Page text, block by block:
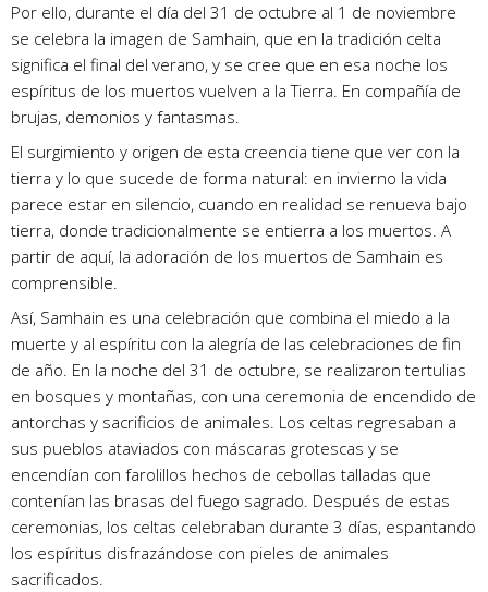
Por ello, durante el día del 31 de octubre al 1 de noviembre
se celebra la imagen de Samhain, que en la tradición celta
significa el final del verano, y se cree que en esa noche los
espíritus de los muertos vuelven a la Tierra. En compañía de
brujas, demonios y fantasmas.
El surgimiento y origen de esta creencia tiene que ver con la
tierra y lo que sucede de forma natural: en invierno la vida
parece estar en silencio, cuando en realidad se renueva bajo
tierra, donde tradicionalmente se entierra a los muertos. A
partir de aquí, la adoración de los muertos de Samhain es
comprensible.
Así, Samhain es una celebración que combina el miedo a la
muerte y al espíritu con la alegría de las celebraciones de fin
de año. En la noche del 31 de octubre, se realizaron tertulias
en bosques y montañas, con una ceremonia de encendido de
antorchas y sacrificios de animales. Los celtas regresaban a
sus pueblos ataviados con máscaras grotescas y se
encendían con farolillos hechos de cebollas talladas que
contenían las brasas del fuego sagrado. Después de estas
ceremonias, los celtas celebraban durante 3 días, espantando
los espíritus disfrazándose con pieles de animales
sacrificados.